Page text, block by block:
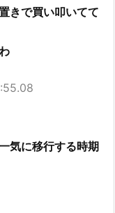
きで買い叩いてて
気に移行する時期